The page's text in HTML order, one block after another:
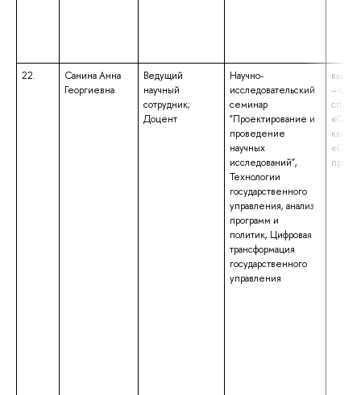
22.
Санина Анна
Георгиевна
Ведущий
научный
сотрудник;
Доцент
Научно-
исследовательский
семинар
"Проектирование и
проведение
научных
исследований",
Технологии
государственного
управления, анализ
программ и
политик, Цифровая
трансформация
государственного
управления
–